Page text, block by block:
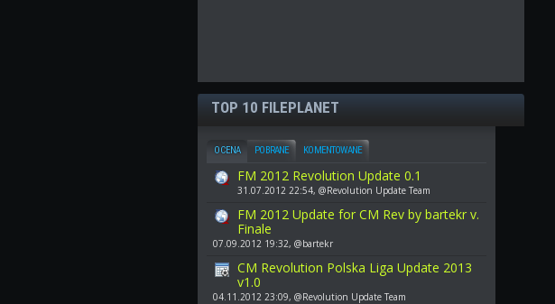
TOP 10 FILEPLANET
OCENA POBRANE KOMENTOWANE
FM 2012 Revolution Update 0.1
31.07.2012 22:54, @Revolution Update Team
FM 2012 Update for CM Rev by bartekr v.
Finale
07.09.2012 19:32, @bartekr
CM Revolution Polska Liga Update 2013
v1.0
04.11.2012 23:09, @Revolution Update Team